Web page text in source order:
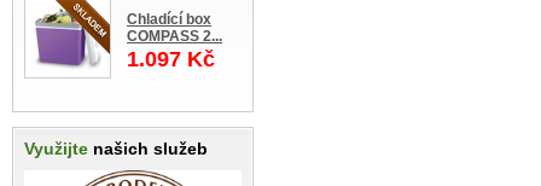
Chladící box
COMPASS 2...
1.097 Kč
Využijte našich služeb